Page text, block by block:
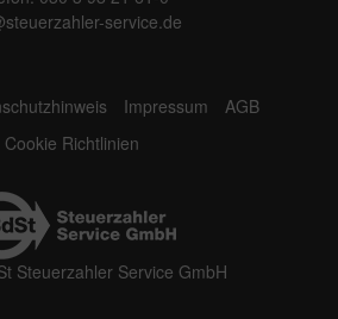
service.de
Impressum
AGB
Cookie Richtlinien
Steuerzahler Service GmbH